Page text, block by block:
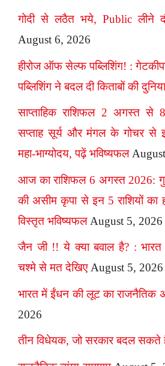
गोदी से लठैत भये, Public लीने
August 6, 2026
हीरोज ऑफ सेल्फ पब्लिशिंग! :
पब्लिशिंग ने बदल दी किताबों की दुनिया
साप्ताहिक राशिफल 2 अगस्त
सप्ताह सूर्य और मंगल के गोचर से
महा-भाग्योदय, पढ़ें भविष्यफल
आज का राशिफल 6 अगस्त 2026:
की असीम कृपा से इन 5 राशियों का
विस्तृत भविष्यफल August 5, 2026
जैन जी !! ये क्या बवाल है? : भारत
चश्मे से मत देखिए August 5, 2026
भारत में ईंधन की लूट का राजनैतिक
2026
तीन विधेयक, जो सरकार बदल सकते